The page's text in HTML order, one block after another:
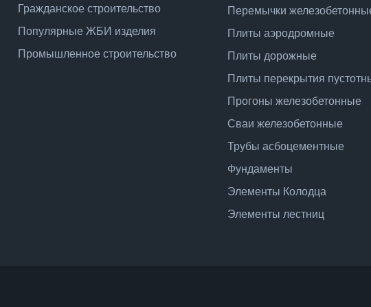
Гражданское строительство
Популярные ЖБИ изделия
Промышленное строительство
Перемычки
Плиты аэродромные
Плиты дорожные
Плиты перекрытия
Прогоны железобетонные
Сваи железобетонные
Трубы асбоцементные
Фундаменты
Элементы Колодца
Элементы лестниц